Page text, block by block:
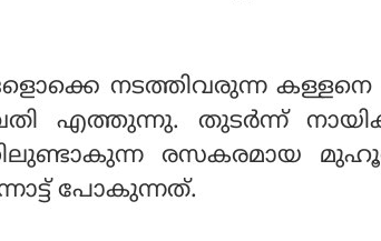
നടത്തിവരുന്ന കള്ളനെ
എത്തുന്നു. തുടര്‍ന്ന്
രസകരമായ
പോകുന്നത്.